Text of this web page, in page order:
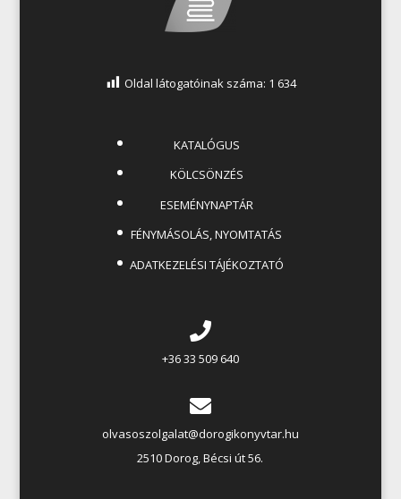
Oldal látogatóinak száma: 1 634
KATALÓGUS
KÖLCSÖNZÉS
ESEMÉNYNAPTÁR
FÉNYMÁSOLÁS, NYOMTATÁS
ADATKEZELÉSI TÁJÉKOZTATÓ
+36 33 509 640
olvasoszolgalat@dorogikonyvtar.hu
2510 Dorog, Bécsi út 56.